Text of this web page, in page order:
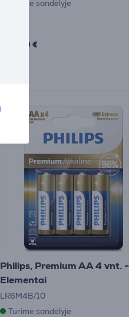
Turime sandėlyje
99 €
Philips, Premium AA 4 vnt. -
Elementai
LR6M4B/10
Turime sandėlyje